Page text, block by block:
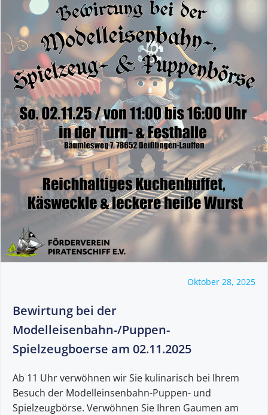
Oktober 28, 2025
Bewirtung bei der
Modelleisenbahn-/Puppen-
Spielzeugboerse am 02.11.2025
Ab 11 Uhr verwöhnen wir Sie kulinarisch bei Ihrem
Besuch der Modelleinsenbahn-Puppen- und
Spielzeugbörse. Verwöhnen Sie Ihren Gaumen am